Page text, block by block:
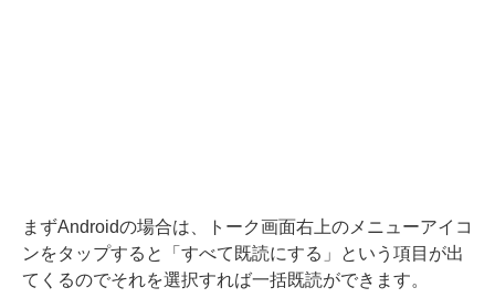
まずAndroidの場合は、トーク画面右上のメニューアイコ
ンをタップすると「すべて既読にする」という項目が出
てくるのでそれを選択すれば一括既読ができます。